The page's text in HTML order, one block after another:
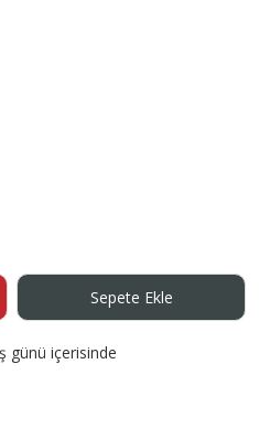
Sepete Ekle
günü içerisinde